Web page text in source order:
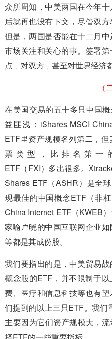
众所周知，中美两国在今年
后就再也没有下文，尽管双
但是，两国是否能在十二月
市场关注和关心的事。签署
点，对双方，甚至对世界经济
（
在美国交易的五十多只中国
益匪浅：iShares MSCI
ETF里资产规模名列第二，
票类型，比排名第一的
ETF（FXI）多出很多。
Shares ETF（ASHR）是全
现最佳的中国概念ETF（非
China Internet ETF（KWEB
家喻户晓的中国互联网企业
等都是其成份股。
我们要指出的是，中美贸易
概念股的ETF，并不限制于
费、医疗和信息科技等也有
们提到的以上三只ETF。我
主要因为它们资产规模大，